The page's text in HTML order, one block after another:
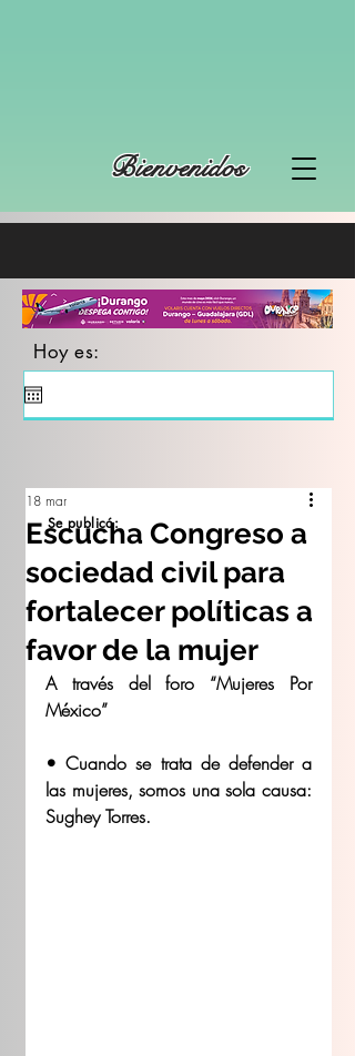
Bienvenidos
Hoy es:
Escucha Congreso a
sociedad civil para
fortalecer políticas a
favor de la mujer
18 mar
A través del foro “Mujeres Por
México”
• Cuando se trata de defender a
las mujeres, somos una sola causa:
Sughey Torres.
Se publicó: